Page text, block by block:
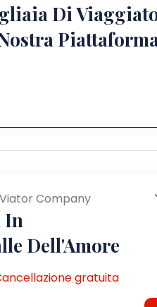
Di
Viator Company
In
Dell'Amore
gratuita